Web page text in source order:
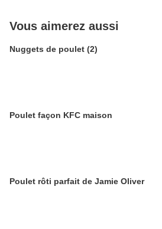
Vous aimerez aussi
Nuggets de poulet (2)
Poulet façon KFC maison
Poulet rôti parfait de Jamie Oliver